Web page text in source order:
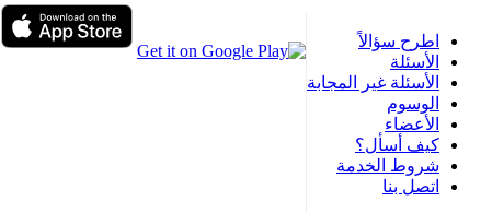
اطرح سؤالاً
الأسئلة
الأسئلة غير المجابة
الوسوم
الأعضاء
كيف أسأل؟
شروط الخدمة
اتصل بنا